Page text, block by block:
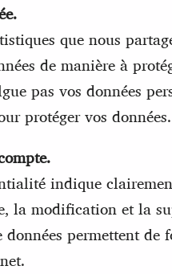
que nous
de manière à
pas vos données
protéger vos données.
indique
la modification et la
données permettent